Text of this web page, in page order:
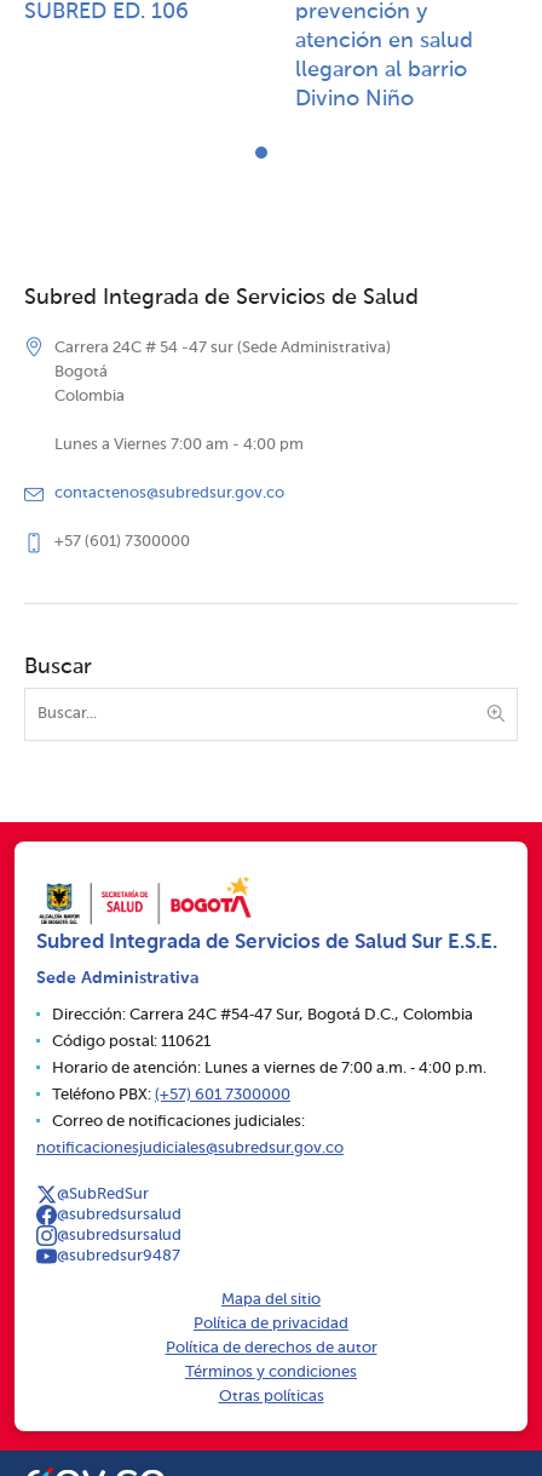
SUBRED ED. 106
prevención y
atención en salud
llegaron al barrio
Divino Niño
Subred Integrada de Servicios de Salud
Carrera 24C # 54 -47 sur (Sede Administrativa)
Bogotá
Colombia
Lunes a Viernes 7:00 am - 4:00 pm
contactenos@subredsur.gov.co
+57 (601) 7300000
Buscar
Subred Integrada de Servicios de Salud Sur E.S.E.
Sede Administrativa
Dirección: Carrera 24C #54‑47 Sur, Bogotá D.C., Colombia
Código postal: 110621
Horario de atención: Lunes a viernes de 7:00 a.m. ‑ 4:00 p.m.
Teléfono PBX: (+57) 601 7300000
Correo de notificaciones judiciales:
notificacionesjudiciales@subredsur.gov.co
@SubRedSur
@subredsursalud
@subredsursalud
@subredsur9487
Mapa del sitio
Política de privacidad
Política de derechos de autor
Términos y condiciones
Otras políticas